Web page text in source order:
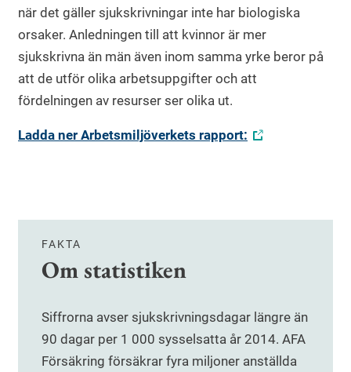
när det gäller sjukskrivningar inte har biologiska
orsaker. Anledningen till att kvinnor är mer
sjukskrivna än män även inom samma yrke beror på
att de utför olika arbetsuppgifter och att
fördelningen av resurser ser olika ut.
Ladda ner Arbetsmiljöverkets rapport:
FAKTA
Om statistiken
Siffrorna avser sjukskrivningsdagar längre än
90 dagar per 1 000 sysselsatta år 2014. AFA
Försäkring försäkrar fyra miljoner anställda